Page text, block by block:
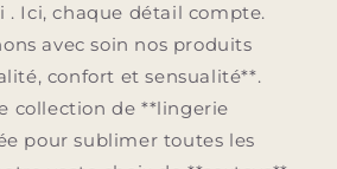
. Ici, chaque détail compte.
avec soin nos produits
confort et sensualité**.
collection de **lingerie
pour sublimer toutes les